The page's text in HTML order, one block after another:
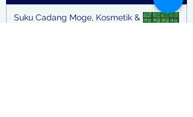
Suku Cadang Moge, Kosmetik &